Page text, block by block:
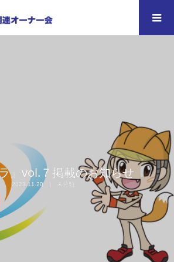
』vol.７掲載のお知らせ
2023.11.20 未分類